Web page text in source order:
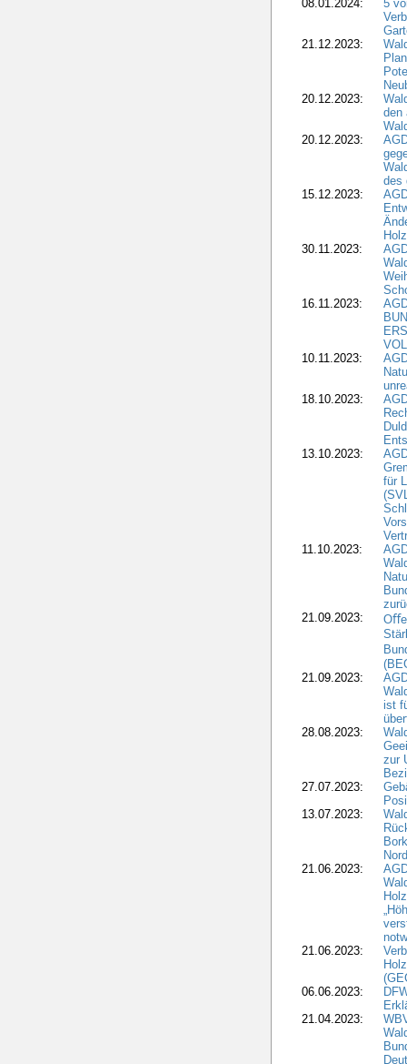
08.01.2024:
5
21.12.2023:
20.12.2023:
den
20.12.2023:
des
15.12.2023:
30.11.2023:
16.11.2023:
10.11.2023:
18.10.2023:
13.10.2023:
für
11.10.2023:
21.09.2023:
21.09.2023:
ist
28.08.2023:
zur
27.07.2023:
13.07.2023:
21.06.2023:
21.06.2023:
06.06.2023:
21.04.2023: